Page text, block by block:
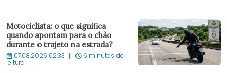
Motociclista: o que significa
quando apontam para o chão
durante o trajeto na estrada?
07.08.2026 02:33 6 minutos de
leitura